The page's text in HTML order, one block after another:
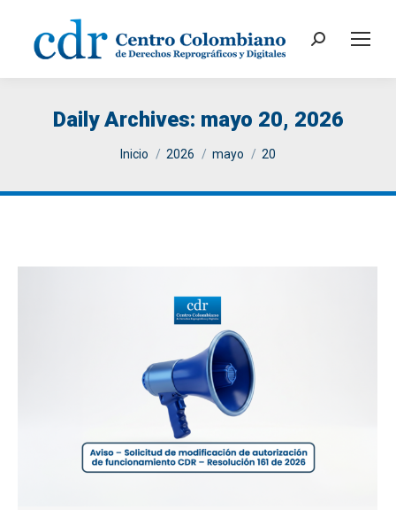
Search:
Daily Archives: mayo 20, 2026
You are here:
Inicio 2026 mayo 20